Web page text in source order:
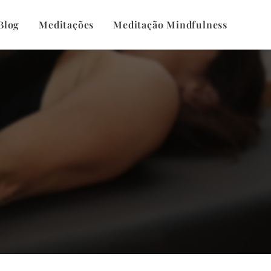
Meditações Meditação Mindfulness